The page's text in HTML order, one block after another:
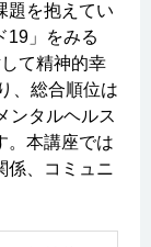
題を抱えてい
19」をみる
て精神的幸
、総合順位は
ンタルヘルス
。本講座では
係、コミュニ